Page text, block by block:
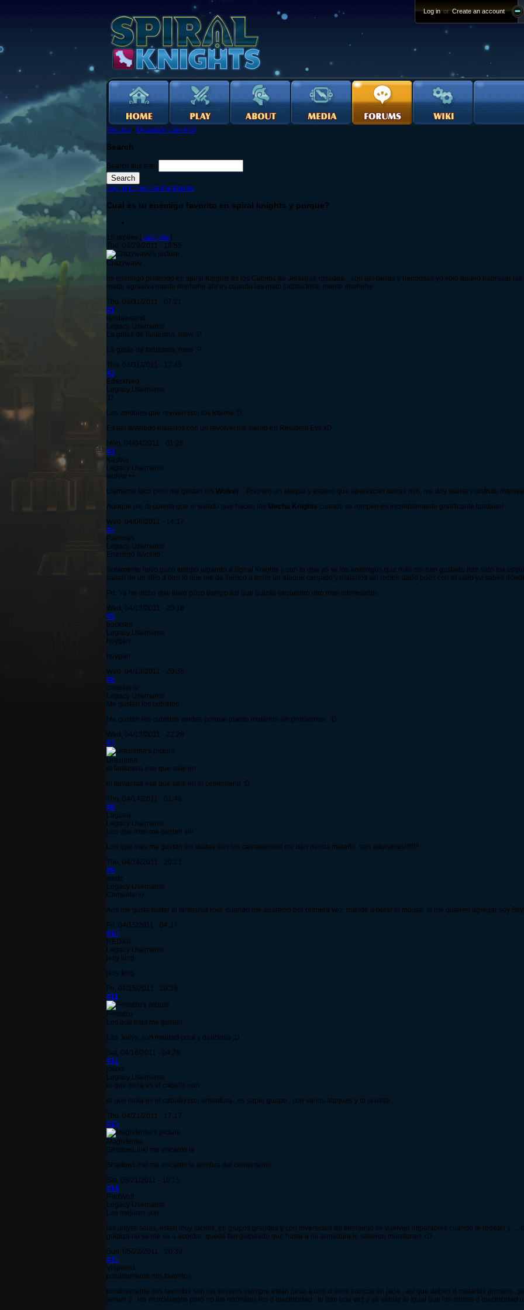
Log in or Create an account
Forums › Discusión General
Search
Search this site:
Log in to post on the forums
Cual es tu enemigo favorito en spiral knights y porque?
15 replies [Last post]
Tue, 03/29/2011 - 18:55
Crazywave
mi enemigo preferido en spiral Knights es los Cubitos de Jelatinas rosadas... son tan bellas y hermosas yo solo quiero habrasar
matar agrasiva mente ehehehe ahi es cuando las mato toditas triste mente ehehehe
Thu, 03/31/2011 - 07:21
#1
iandawson0
Legacy Username
La gatas de fantasma, mew :P
La gatas de fantasma, mew :P
Thu, 03/31/2011 - 17:45
#2
EdszxNeo
Legacy Username
:D
Los zombies que reviven con los totems :D
Es tan divertido matarlos con un revolver,me siento en Resident Evil xD
Mon, 04/04/2011 - 01:28
#3
Kaybol
Legacy Username
wolver++
Llamame loco pero me gustan los Wolver... Preparo un ataque y espero que aparezcan detras mio, me doy vuelta y disfruto
Aunque me di cuenta que el sonido que hacen los Mecha Knights cuando se rompen es increiblemente gratificante tambien!
Wed, 04/06/2011 - 14:17
#4
Panoxas
Legacy Username
Enemigo favorito
Solamente llevo poco tiempo jugando a Spiral Knights y con lo que yo se los enemigos que más me han gustado han sido los
saltan de un sitio a otro lo que me da tiempo a tener un ataque cargado y matarlos sin recibir daño pues con el salto ya sabes
Pd: Ya he dicho que llevo poco tiempo asi que quizás encuentro otro mas interesante.
Wed, 04/13/2011 - 20:18
#5
backstor
Legacy Username
hoygan
hoygan
Wed, 04/13/2011 - 20:35
#6
cheeserito
Legacy Username
Me gustan los cubititos
Me gustan los cubititos verdes porque puedo matarlos sin problemas. :'D
Wed, 04/13/2011 - 22:28
#7
Urashima
el fantasma ese que sale en
el fantasma ese que sale en el cementerio :O
Thu, 04/14/2011 - 01:46
#8
Laguna
Legacy Username
Los que mas me gustan sin
Los que mas me gustan sin dudas son los camaleones! me dan penita matarlo, son adorables!!!!!!!!
Thu, 04/14/2011 - 20:21
#9
wedc
Legacy Username
Cementerio
Ami me gusta matar el fantasma rojo, cuando me aparecio por primera vez, mande a bolar el mouse. si me quieren agregar soy
Fri, 04/15/2011 - 04:37
#10
REDXIII
Legacy Username
jelly king
jelly king
Fri, 04/15/2011 - 20:39
#11
Ferrotzu
Los que mas me gustan
Las Jellys, son maldad pura y deliciosa ;D
Sat, 04/16/2011 - 04:28
#12
joixxe
Legacy Username
el que mola es el caballo con
el que mola es el caballo con armadura...es super guapo...con varios ataques y to la ostia...
Thu, 04/21/2011 - 17:17
#13
Magisterike
ShadowLink! me encanto la
ShadowLink! me encanto la sombra del cementerio!
Sat, 05/21/2011 - 10:15
#14
RodWolf
Legacy Username
Los mejores son
las jellys!! solas, estan muy faciles, en grupos grandes y con diversidad de elemento se vuelven imparables cuando te rodean y
golpiza no se me va a acordar, quede tan golpeado que hasta a mi armadura le salieron moretones xD
Sun, 05/22/2011 - 20:39
#15
Visperod
posiblemente mis favoritos
posiblemente mis favoritos son los wolvers siempre están junto a uno d esos troncos en jade , así que deben d matarlos primero .
serian 2 , los murciélagos pero no los normales los d electricidad , te dan una vez y ya valiste al igual que los slimes d electricidad